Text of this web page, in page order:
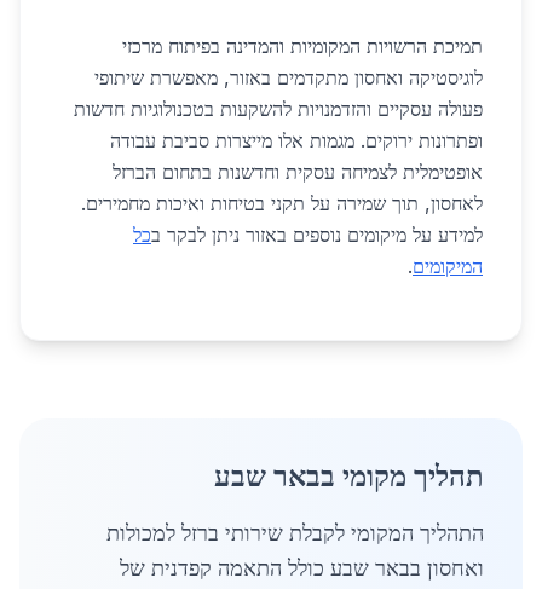
תמיכת הרשויות המקומיות והמדינה בפיתוח מרכזי
לוגיסטיקה ואחסון מתקדמים באזור, מאפשרת שיתופי
פעולה עסקיים והזדמנויות להשקעות בטכנולוגיות חדשות
ופתרונות ירוקים. מגמות אלו מייצרות סביבת עבודה
אופטימלית לצמיחה עסקית וחדשנות בתחום הברזל
לאחסון, תוך שמירה על תקני בטיחות ואיכות מחמירים.
למידע על מיקומים נוספים באזור ניתן לבקר בכל
המיקומים.
תהליך מקומי בבאר שבע
התהליך המקומי לקבלת שירותי ברזל למכולות
ואחסון בבאר שבע כולל התאמה קפדנית של